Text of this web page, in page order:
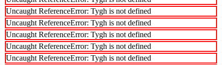
Uncaught ReferenceError: Tygh is not defined
Uncaught ReferenceError: Tygh is not defined
Uncaught ReferenceError: Tygh is not defined
Uncaught ReferenceError: Tygh is not defined
Uncaught ReferenceError: Tygh is not defined